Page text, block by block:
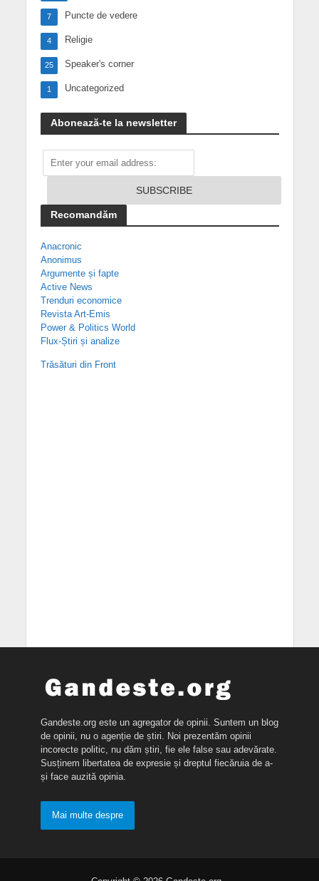
Puncte de vedere
7
Religie
4
Speaker's corner
25
Uncategorized
1
Abonează-te la newsletter
Recomandăm
Anacronic
Anonimus
Argumente și fapte
Active News
Trenduri economice
Revista Art-Emis
Power & Politics World
Flux-Știri și analize
Trăsături din Front
Gandeste.org este un agregator de opinii. Suntem un blog
de opinii, nu o agenție de știri. Noi prezentăm opinii
incorecte politic, nu dăm știri, fie ele false sau adevărate.
Susținem libertatea de expresie și dreptul fiecăruia de a-
și face auzită opinia.
Mai multe despre